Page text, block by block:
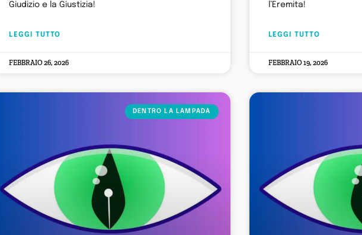
Giudizio e la Giustizia!
LEGGI TUTTO
FEBBRAIO 26, 2026
l’Eremita!
LEGGI TUTTO
FEBBRAIO 19, 2026
DENTRO LA LAMPADA